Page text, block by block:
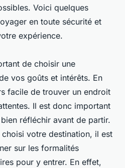
Voici quelques
en toute sécurité et
expérience.
de choisir une
vos goûts et intérêts. En
facile de trouver un endroit
Il est donc important
réfléchir avant de partir.
votre destination, il est
sur les formalités
pour y entrer. En effet,